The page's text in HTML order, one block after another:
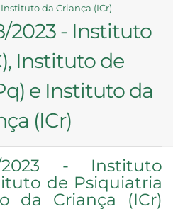
da Criança (ICr)
2023 - Instituto
Instituto de
e Instituto da
(ICr)
2023 - Instituto
de Psiquiatria
da Criança (ICr)